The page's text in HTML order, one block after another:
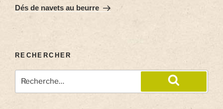
Dés de navets au beurre
RECHERCHER